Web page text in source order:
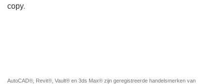
copy.
AutoCAD®, Revit®, Vault® en 3ds Max® zijn geregistreerde handelsmerken van